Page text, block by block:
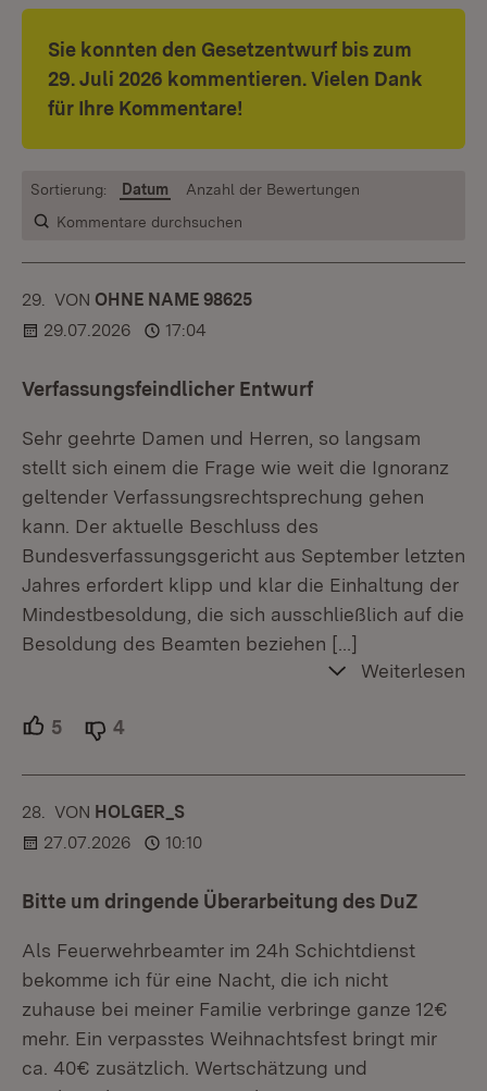
Sie konnten den Gesetzentwurf bis zum
29. Juli 2026 kommentieren. Vielen Dank
für Ihre Kommentare!
Kommentare durchsuchen
Sortierung: Datum Anzahl der Bewertungen
29. KOMMENTAR
VON :OHNE NAME 98625
29.07.2026
17:04
Verfassungsfeindlicher Entwurf
Sehr geehrte Damen und Herren, so langsam
stellt sich einem die Frage wie weit die Ignoranz
geltender Verfassungsrechtsprechung gehen
kann. Der aktuelle Beschluss des
Bundesverfassungsgericht aus September letzten
Jahres erfordert klipp und klar die Einhaltung der
Mindestbesoldung, die sich ausschließlich auf die
Besoldung des Beamten beziehen […]
Weiterlesen
5 Unterstützer.
4
28. KOMMENTAR
VON :HOLGER_S
27.07.2026
10:10
Bitte um dringende Überarbeitung des DuZ
Als Feuerwehrbeamter im 24h Schichtdienst
bekomme ich für eine Nacht, die ich nicht
zuhause bei meiner Familie verbringe ganze 12€
mehr. Ein verpasstes Weihnachtsfest bringt mir
ca. 40€ zusätzlich. Wertschätzung und